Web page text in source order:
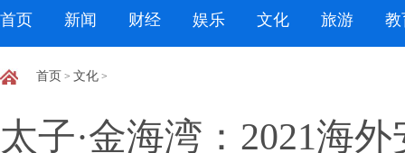
首页 新闻 财经 娱乐 文化 旅游 教
首页 > 文化 >
太子·金海湾：2021海